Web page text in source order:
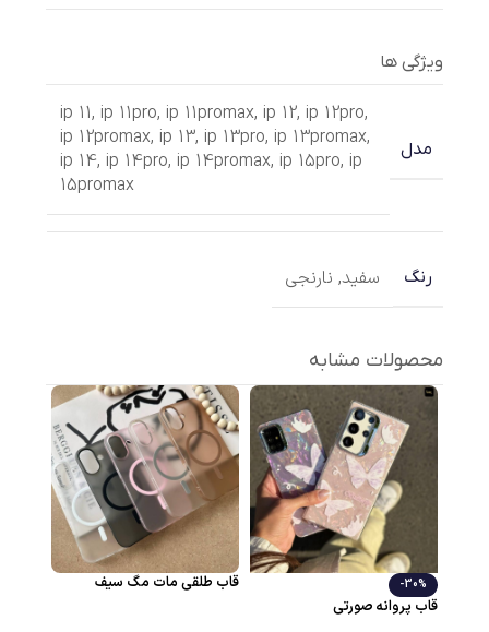
ویژگی ها
مدل
ip 11, ip 11pro, ip 11promax, ip 12, ip 12pro,
ip 12promax, ip 13, ip 13pro, ip 13promax,
ip 14, ip 14pro, ip 14promax, ip 15pro, ip
15promax
رنگ سفید, نارنجی
محصولات مشابه
-30%
قاب پروانه صورتی
قاب طلقی مات مگ سیف